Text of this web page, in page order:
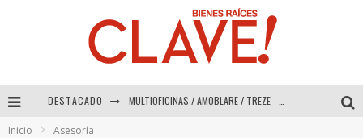
DESTACADO MULTIOFICINAS / AMOBLARE / TREZE – Especial Interiorismo & Decoración 2026
Inicio Asesoría